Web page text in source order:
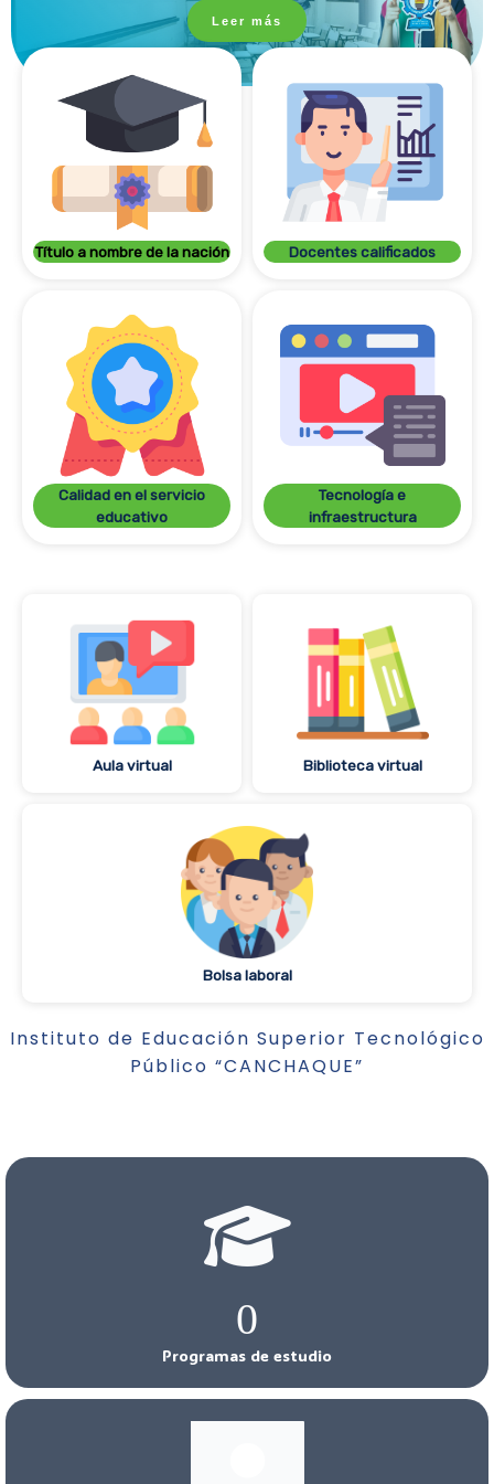
Leer más
Título a nombre de la nación Docentes calificados
Calidad en el servicio
educativo
Tecnología e
infraestructura
Aula virtual Biblioteca virtual
Bolsa laboral
Instituto de Educación Superior Tecnológico
Público “CANCHAQUE”
0
Programas de estudio